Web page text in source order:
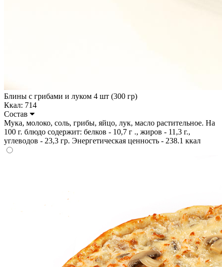
Блины с грибами и луком 4 шт (300 гр)
Ккал: 714
Состав
Мука, молоко, соль, грибы, яйцо, лук, масло растительное. На
100 г. блюдо содержит: белков - 10,7 г ., жиров - 11,3 г.,
углеводов - 23,3 гр. Энергетическая ценность - 238.1 ккал